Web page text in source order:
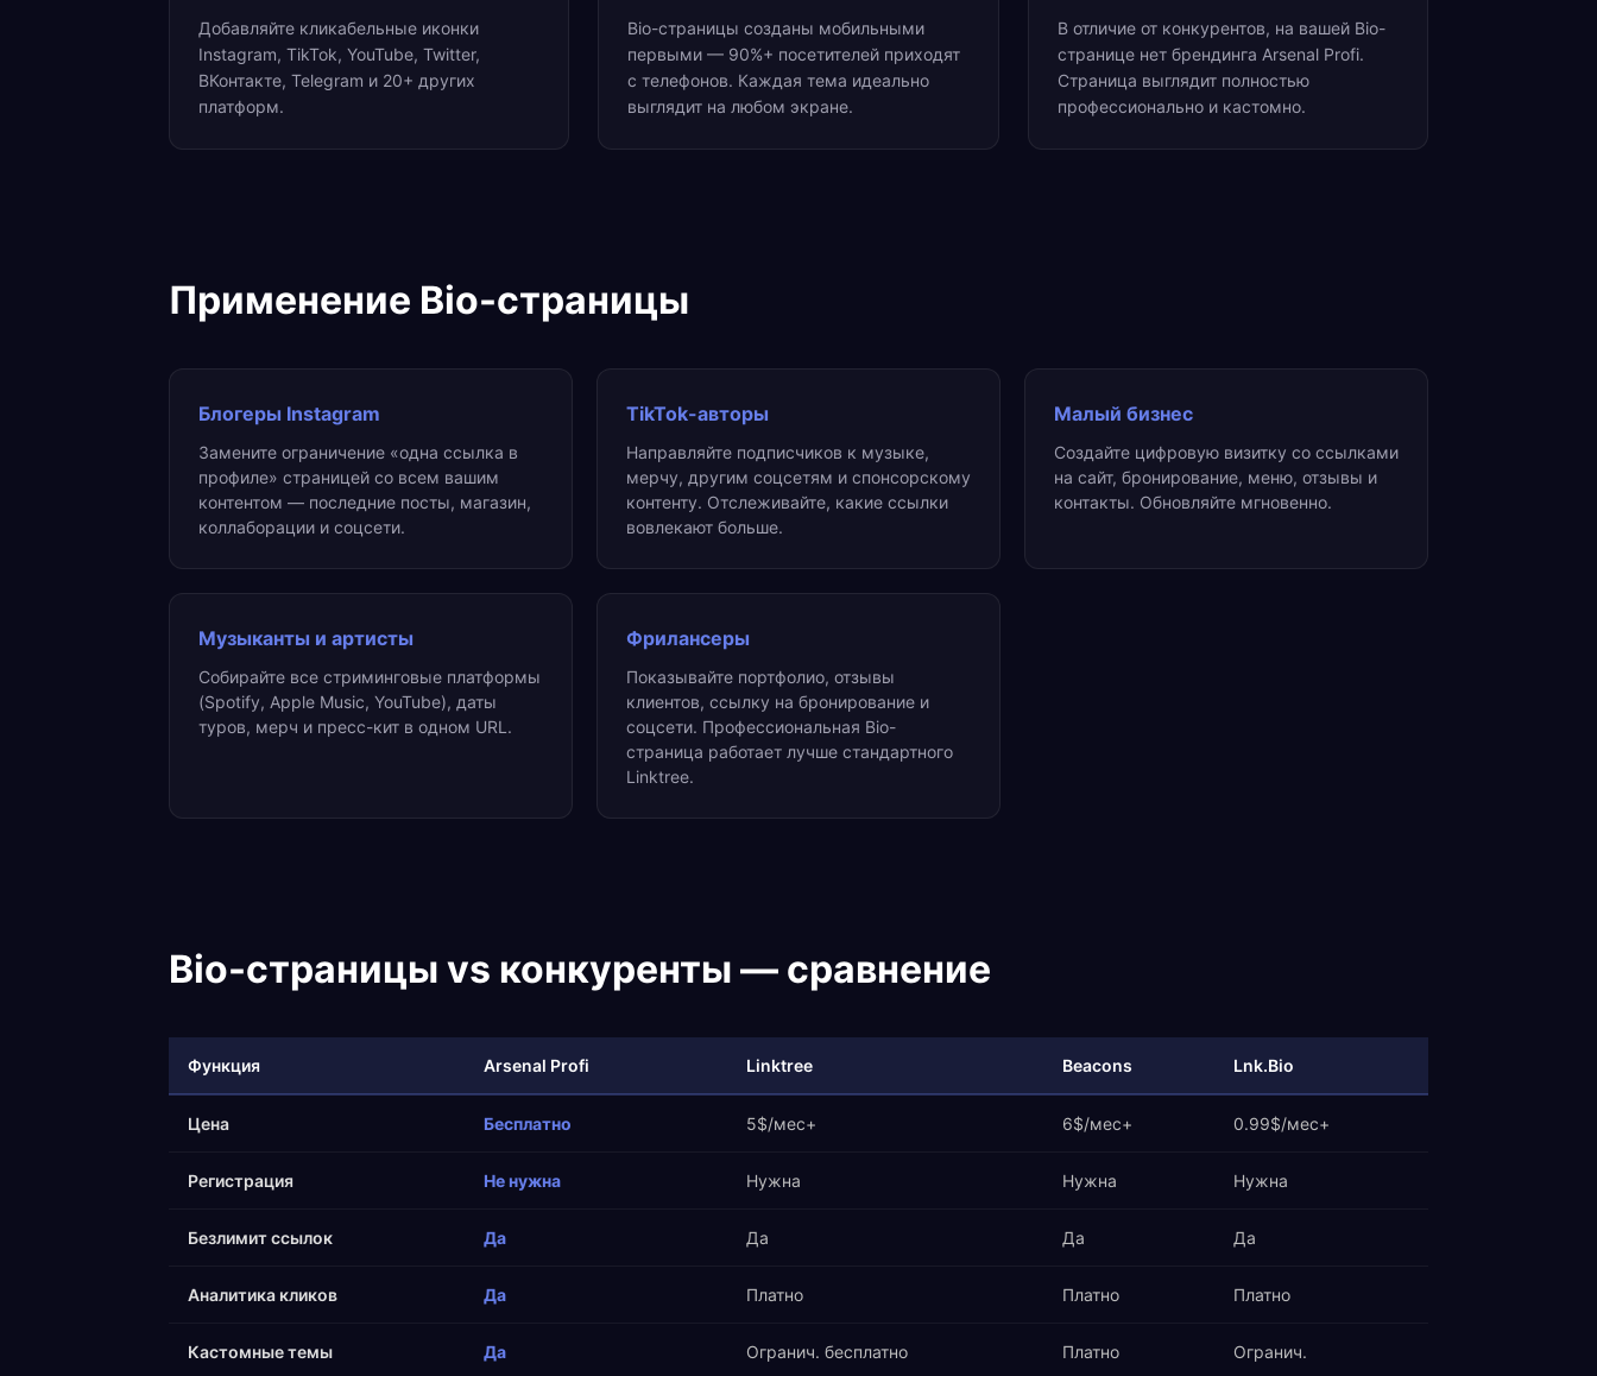
Добавляйте кликабельные иконки
Instagram, TikTok, YouTube, Twitter,
ВКонтакте, Telegram и 20+ других
платформ.
Bio-страницы созданы мобильными
первыми — 90%+ посетителей приходят
с телефонов. Каждая тема идеально
выглядит на любом экране.
В отличие от конкурентов, на вашей Bio-
странице нет брендинга Arsenal Profi.
Страница выглядит полностью
профессионально и кастомно.
Применение Bio-страницы
Блогеры Instagram
Замените ограничение «одна ссылка в
профиле» страницей со всем вашим
контентом — последние посты, магазин,
коллаборации и соцсети.
TikTok-авторы
Направляйте подписчиков к музыке,
мерчу, другим соцсетям и спонсорскому
контенту. Отслеживайте, какие ссылки
вовлекают больше.
Малый бизнес
Создайте цифровую визитку со ссылками
на сайт, бронирование, меню, отзывы и
контакты. Обновляйте мгновенно.
Музыканты и артисты
Собирайте все стриминговые платформы
(Spotify, Apple Music, YouTube), даты
туров, мерч и пресс-кит в одном URL.
Фрилансеры
Показывайте портфолио, отзывы
клиентов, ссылку на бронирование и
соцсети. Профессиональная Bio-
страница работает лучше стандартного
Linktree.
Bio-страницы vs конкуренты — сравнение
Функция Arsenal Profi Linktree Beacons Lnk.Bio
Цена Бесплатно 5$/мес+ 6$/мес+ 0.99$/мес+
Регистрация Не нужна Нужна Нужна Нужна
Безлимит ссылок Да Да Да Да
Аналитика кликов Да Платно Платно Платно
Кастомные темы Да Огранич. бесплатно Платно Огранич.